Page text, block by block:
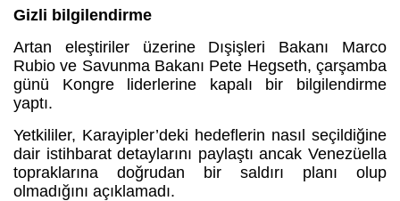
Gizli bilgilendirme
Artan eleştiriler üzerine Dışişleri Bakanı Marco
Rubio ve Savunma Bakanı Pete Hegseth, çarşamba
günü Kongre liderlerine kapalı bir bilgilendirme
yaptı.
Yetkililer, Karayipler’deki hedeflerin nasıl seçildiğine
dair istihbarat detaylarını paylaştı ancak Venezüella
topraklarına doğrudan bir saldırı planı olup
olmadığını açıklamadı.